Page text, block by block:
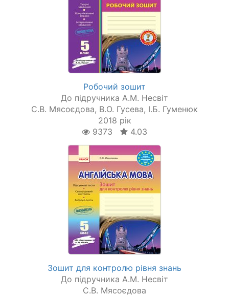
Робочий зошит
До підручника А.М. Несвіт
С.В. Мясоєдова, В.О. Гусева, І.Б. Гуменюк
2018 рік
9373
4.03
Зошит для контролю рівня знань
До підручника А.М. Несвіт
С.В. Мясоєдова